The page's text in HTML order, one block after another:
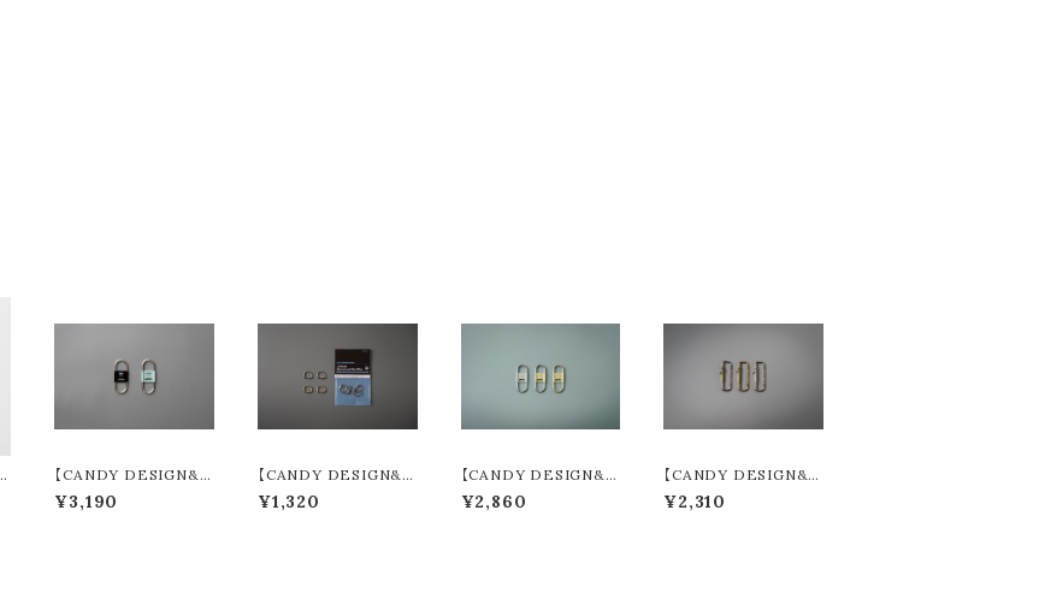
【CANDY DESIGN&
WORKS】 Delta デル
タ (2colors) CHW-08
¥3,190
【CANDY DESIGN&
WORKS】 Lyman ライ
マン (3colors) CHW-
¥1,320
【CANDY DESIGN&
WORKS】 Delta デル
タ (3colors) CHW-08
¥2,860
【CANDY DESIGN&
WORKS】 Kendrick
ケンドリック (3colors)
¥2,310